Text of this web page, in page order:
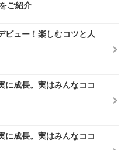
をご紹介
ビュー！楽しむコツと人
に成長。実はみんなココ
に成長。実はみんなココ